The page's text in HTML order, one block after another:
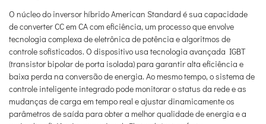
O núcleo do inversor híbrido American Standard é sua capacidade
de converter CC em CA com eficiência, um processo que envolve
tecnologia complexa de eletrônica de potência e algoritmos de
controle sofisticados. O dispositivo usa tecnologia avançada IGBT
(transistor bipolar de porta isolada) para garantir alta eficiência e
baixa perda na conversão de energia. Ao mesmo tempo, o sistema de
controle inteligente integrado pode monitorar o status da rede e as
mudanças de carga em tempo real e ajustar dinamicamente os
parâmetros de saída para obter a melhor qualidade de energia e a